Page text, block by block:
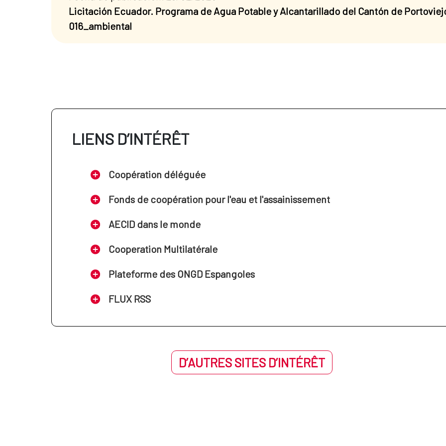
Licitación Ecuador. Programa de Agua Potable y Alcantarillado del Cantón de
016_ambiental
LIENS D’INTÉRÊT
Coopération déléguée
Fonds de coopération pour l'eau et l'assainissement
AECID dans le monde
Cooperation Multilatérale
Plateforme des ONGD Espangoles
FLUX RSS
D’AUTRES SITES D’INTÉRÊT